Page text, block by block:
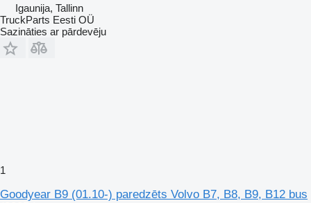
Igaunija, Tallinn
TruckParts Eesti OÜ
Sazināties ar pārdevēju
1
Goodyear B9 (01.10-) paredzēts Volvo B7, B8, B9, B12 bus